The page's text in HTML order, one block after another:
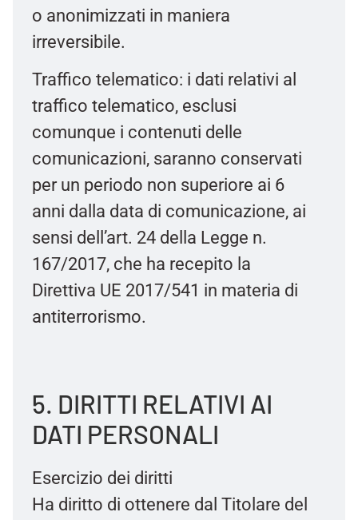
o anonimizzati in maniera
irreversibile.
Traffico telematico: i dati relativi al
traffico telematico, esclusi
comunque i contenuti delle
comunicazioni, saranno conservati
per un periodo non superiore ai 6
anni dalla data di comunicazione, ai
sensi dell’art. 24 della Legge n.
167/2017, che ha recepito la
Direttiva UE 2017/541 in materia di
antiterrorismo.
5. DIRITTI RELATIVI AI
DATI PERSONALI
Esercizio dei diritti
Ha diritto di ottenere dal Titolare del